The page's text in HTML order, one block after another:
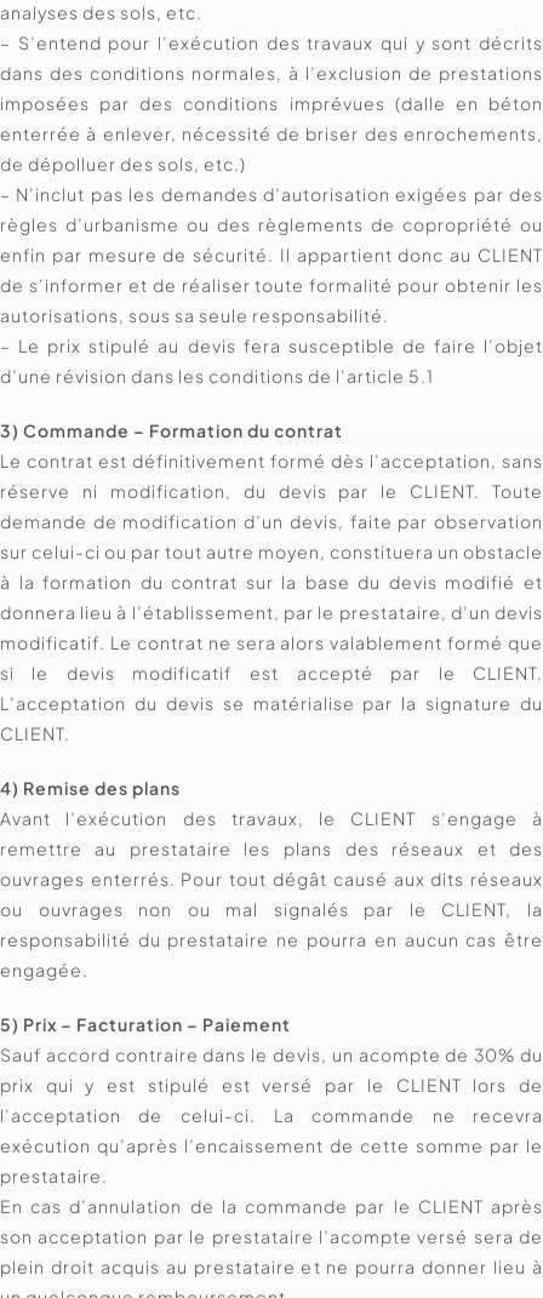
analyses des sols, etc.
– S’entend pour l’exécution des travaux qui y sont décrits
dans des conditions normales, à l’exclusion de prestations
imposées par des conditions imprévues (dalle en béton
enterrée à enlever, nécessité de briser des enrochements,
de dépolluer des sols, etc.)
– N’inclut pas les demandes d’autorisation exigées par des
règles d’urbanisme ou des règlements de copropriété ou
enfin par mesure de sécurité. Il appartient donc au CLIENT
de s’informer et de réaliser toute formalité pour obtenir les
autorisations, sous sa seule responsabilité.
– Le prix stipulé au devis fera susceptible de faire l’objet
d’une révision dans les conditions de l’article 5.1
3) Commande – Formation du contrat
Le contrat est définitivement formé dès l’acceptation, sans
réserve ni modification, du devis par le CLIENT. Toute
demande de modification d’un devis, faite par observation
sur celui-ci ou par tout autre moyen, constituera un obstacle
à la formation du contrat sur la base du devis modifié et
donnera lieu à l’établissement, par le prestataire, d’un devis
modificatif. Le contrat ne sera alors valablement formé que
si le devis modificatif est accepté par le CLIENT.
L’acceptation du devis se matérialise par la signature du
CLIENT.
4) Remise des plans
Avant l’exécution des travaux, le CLIENT s’engage à
remettre au prestataire les plans des réseaux et des
ouvrages enterrés. Pour tout dégât causé aux dits réseaux
ou ouvrages non ou mal signalés par le CLIENT, la
responsabilité du prestataire ne pourra en aucun cas être
engagée.
5) Prix – Facturation – Paiement
Sauf accord contraire dans le devis, un acompte de 30% du
prix qui y est stipulé est versé par le CLIENT lors de
l’acceptation de celui-ci. La commande ne recevra
exécution qu’après l’encaissement de cette somme par le
prestataire.
En cas d’annulation de la commande par le CLIENT après
son acceptation par le prestataire l’acompte versé sera de
plein droit acquis au prestataire et ne pourra donner lieu à